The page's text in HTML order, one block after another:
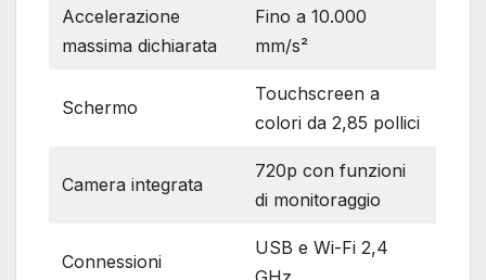
Accelerazione
massima dichiarata
Fino a 10.000
mm/s²
Schermo
Touchscreen a
colori da 2,85 pollici
Camera integrata
720p con funzioni
di monitoraggio
Connessioni
USB e Wi-Fi 2,4